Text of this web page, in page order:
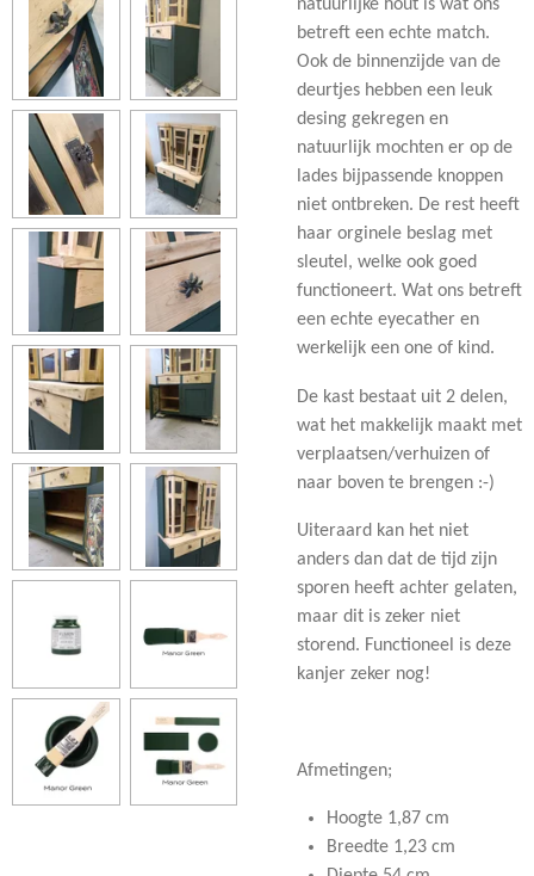
natuurlijke hout is wat ons
betreft een echte match.
Ook de binnenzijde van de
deurtjes hebben een leuk
desing gekregen en
natuurlijk mochten er op de
lades bijpassende knoppen
niet ontbreken. De rest heeft
haar orginele beslag met
sleutel, welke ook goed
functioneert. Wat ons betreft
een echte eyecather en
werkelijk een one of kind.
De kast bestaat uit 2 delen,
wat het makkelijk maakt met
verplaatsen/verhuizen of
naar boven te brengen :-)
Uiteraard kan het niet
anders dan dat de tijd zijn
sporen heeft achter gelaten,
maar dit is zeker niet
storend. Functioneel is deze
kanjer zeker nog!
Afmetingen;
Hoogte 1,87 cm
Breedte 1,23 cm